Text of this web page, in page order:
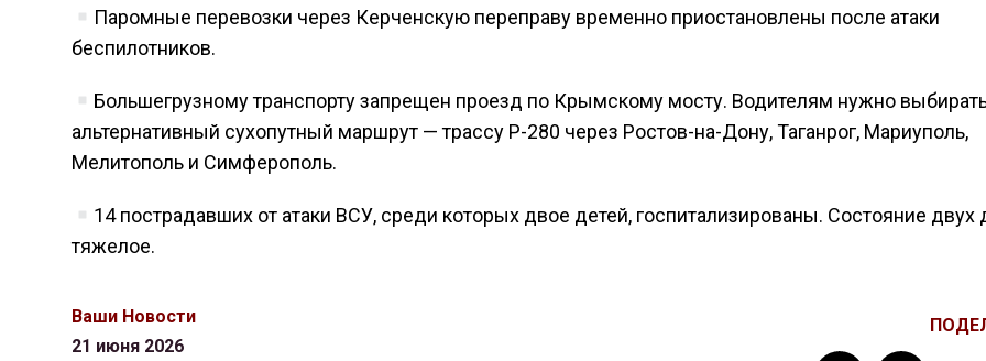
Паромные перевозки через Керченскую переправу временно приостановлены после атаки
беспилотников.
Большегрузному транспорту запрещен проезд по Крымскому мосту. Водителям нужно
альтернативный сухопутный маршрут — трассу Р-280 через Ростов-на-Дону, Таганрог, Мариуполь,
Мелитополь и Симферополь.
14 пострадавших от атаки ВСУ, среди которых двое детей, госпитализированы. Состояние двух
тяжелое.
Ваши Новости
21 июня 2026